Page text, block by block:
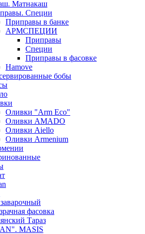
Матнакаш
Специи
Приправы в банке
АРМСПЕЦИИ
Приправы
Специи
Приправы в фасовке
Hamove
бобы
Оливки "Arm Eco"
Оливки AMADO
Оливки Aiello
Оливки Armenium
фасовка
Тараз
MASIS